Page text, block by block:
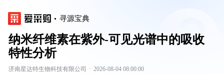
寻源宝典
纳米纤维素在紫外-可见光谱中的吸收
特性分析
济南星达特生物科技有限公司 · 2026-08-04 08:00:00